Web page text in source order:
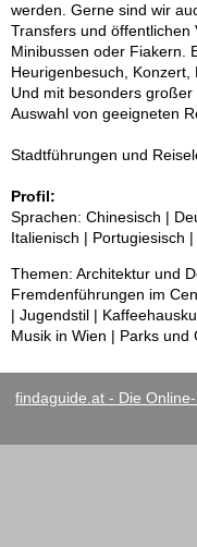
werden. Gerne sind wir
Transfers und öffentlichen
Minibussen oder Fiakern.
Heurigenbesuch,
Und mit besonders
Auswahl von geeigneten
Stadtführungen und
Profil:
Sprachen: Chinesisch |
Italienisch | Portugiesisch
Themen: Architektur und
Fremdenführungen im
| Jugendstil |
Musik in Wien | Parks und
findaguide.at - Die